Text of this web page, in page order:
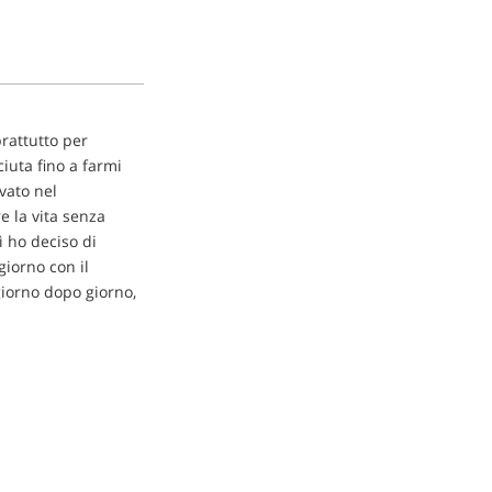
per
fino a farmi
nel
la vita senza
ho deciso di
con il
dopo giorno,